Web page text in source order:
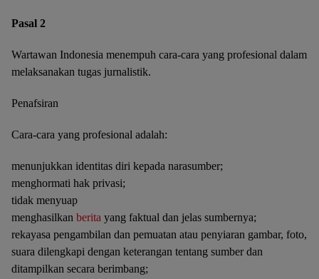
Pasal 2
Wartawan Indonesia menempuh cara-cara yang profesional dalam
melaksanakan tugas jurnalistik.
Penafsiran
Cara-cara yang profesional adalah:
menunjukkan identitas diri kepada narasumber;
menghormati hak privasi;
tidak menyuap
menghasilkan berita yang faktual dan jelas sumbernya;
rekayasa pengambilan dan pemuatan atau penyiaran gambar, foto,
suara dilengkapi dengan keterangan tentang sumber dan
ditampilkan secara berimbang;